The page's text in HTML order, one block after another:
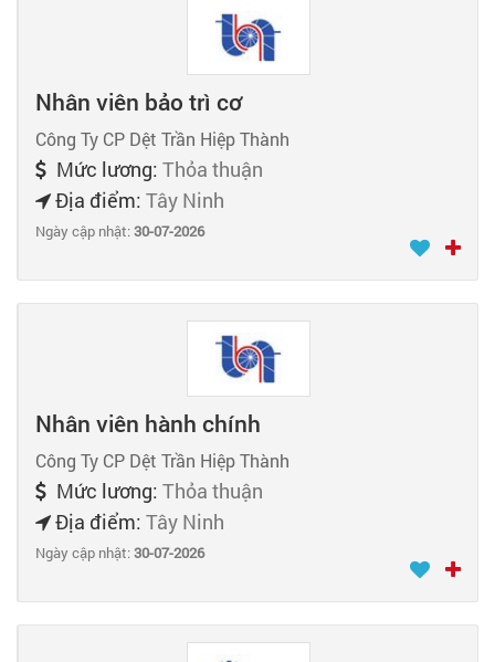
Nhân viên bảo trì cơ
Công Ty CP Dệt Trần Hiệp Thành
Mức lương: Thỏa thuận
Địa điểm: Tây Ninh
Ngày cập nhật:30-07-2026
Nhân viên hành chính
Công Ty CP Dệt Trần Hiệp Thành
Mức lương: Thỏa thuận
Địa điểm: Tây Ninh
Ngày cập nhật:30-07-2026